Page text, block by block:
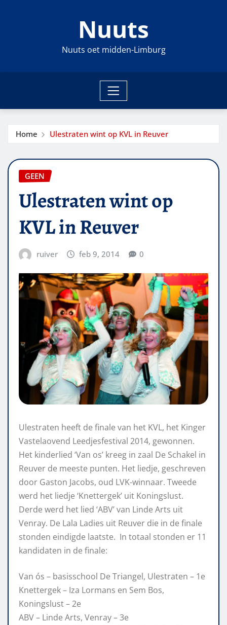
Nuuts
Nuuts oet midden-Limburg
Home Ulestraten wint op KVL in Reuver
GEEN
Ulestraten wint op
KVL in Reuver
ruiver feb 9, 2014 0
Ulestraten heeft de finale van het KVL, het Kinger
Vastelaovend Leedjesfestival 2014, gewonnen.
Het kinderlied ‘Van os’ kreeg in zaal De Schakel in
Reuver de meeste punten. Het liedje, geschreven
door Gaston Jacobs, oud LVK-winnaar. Tweede
werd het liedje ‘Knettergek’ uit Koningslust.
Derde werd het lied ‘ABV’ van Linde Arts uit
Venray. De Lala Ladies uit Reuver die in de finale
stonden eindigde laatste. In totaal stonden er 11
kandidaten in de finale:
Van ós – basisschool De Triangel, Ulestraten – 1e
Knettergek – Iza Lormans en Sem Bos,
Koningslust – 2e
ABV – Linde Arts, Venray – 3e